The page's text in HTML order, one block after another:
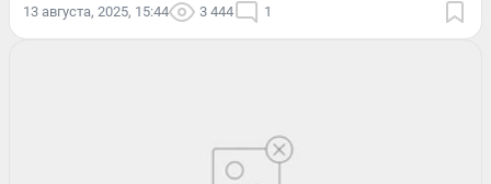
13 августа, 2025, 15:44 3 444 1